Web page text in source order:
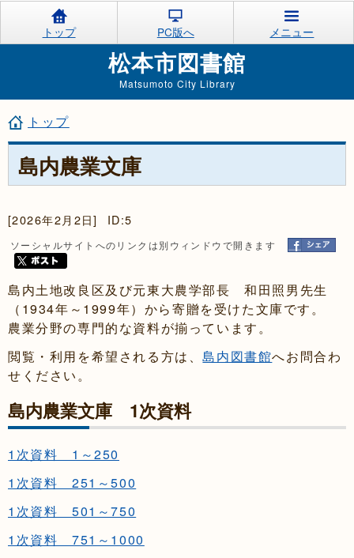
トップ PC版へ メニュー
松本市図書館
Matsumoto City Library
トップ
島内農業文庫
[2026年2月2日] ID:5
ソーシャルサイトへのリンクは別ウィンドウで開きます
島内土地改良区及び元東大農学部長 和田照男先生
（1934年～1999年）から寄贈を受けた文庫です。
農業分野の専門的な資料が揃っています。
閲覧・利用を希望される方は、島内図書館へお問合わ
せください。
島内農業文庫 1次資料
1次資料 1～250
1次資料 251～500
1次資料 501～750
1次資料 751～1000